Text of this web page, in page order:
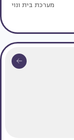
מערכת בית ונוי